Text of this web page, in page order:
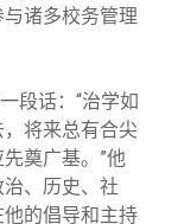
诸多校务管理
段话：“治学如
将来总有合尖
奠广基。”他
、历史、社
的倡导和主持